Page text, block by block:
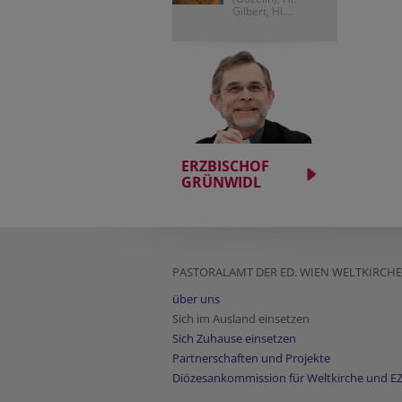
Gilbert, Hl....
ERZBISCHOF
GRÜNWIDL
PASTORALAMT DER ED. WIEN
über uns
Sich im Ausland einsetzen
Sich Zuhause einsetzen
Partnerschaften und Projekte
Diözesankommission für Weltkirche und